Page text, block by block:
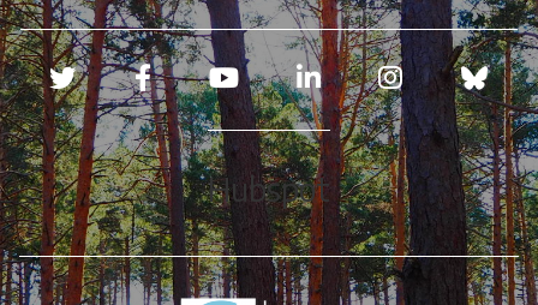
Redes sociales
Hubspot